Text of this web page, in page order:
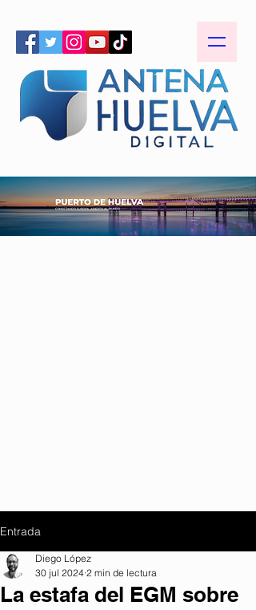
Entrada
La estafa del EGM sobre
Diego López
30 jul 2024 2 min de lectura